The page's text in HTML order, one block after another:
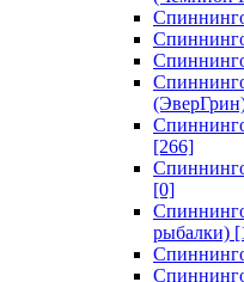
[266]
[0]
рыбалки)